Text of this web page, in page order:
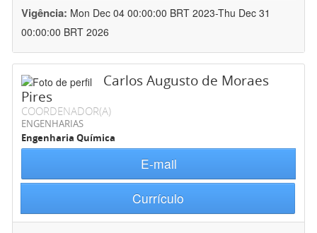
Vigência: Mon Dec 04 00:00:00 BRT 2023-Thu Dec 31
00:00:00 BRT 2026
Carlos Augusto de Moraes
Pires
COORDENADOR(A)
ENGENHARIAS
Engenharia Química
E-mail
Currículo